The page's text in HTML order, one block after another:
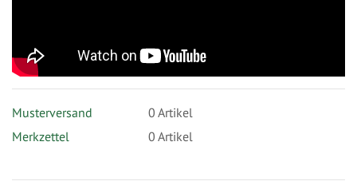
Musterversand 0 Artikel
Merkzettel
0 Artikel